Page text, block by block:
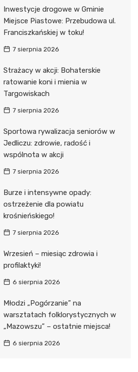
Inwestycje drogowe w Gminie
Miejsce Piastowe: Przebudowa ul.
Franciszkańskiej w toku!
7 sierpnia 2026
Strażacy w akcji: Bohaterskie
ratowanie koni i mienia w
Targowiskach
7 sierpnia 2026
Sportowa rywalizacja seniorów w
Jedliczu: zdrowie, radość i
wspólnota w akcji
7 sierpnia 2026
Burze i intensywne opady:
ostrzeżenie dla powiatu
krośnieńskiego!
7 sierpnia 2026
Wrzesień – miesiąc zdrowia i
profilaktyki!
6 sierpnia 2026
Młodzi „Pogórzanie” na
warsztatach folklorystycznych w
„Mazowszu” – ostatnie miejsca!
6 sierpnia 2026